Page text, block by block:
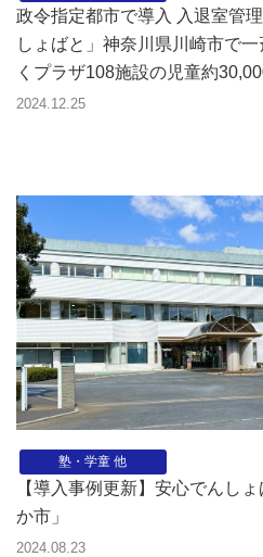
政令指定都市で導入 入退室管
しょばと」神奈川県川崎市で
くプラザ108施設の児童約
2024.12.25
塾・学童 他
【導入事例更新】安心でんし
か市」
2024.08.23